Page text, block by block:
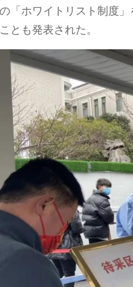
「ホワイトリスト制度
とも発表された。